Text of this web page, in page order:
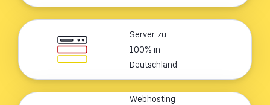
Server zu
100% in
Deutschland
Webhosting